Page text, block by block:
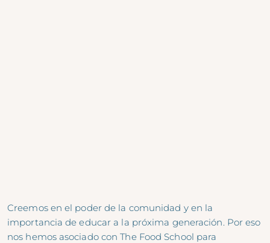
Creemos en el poder de la comunidad y en la
importancia de educar a la próxima generación. Por eso
nos hemos asociado con The Food School para